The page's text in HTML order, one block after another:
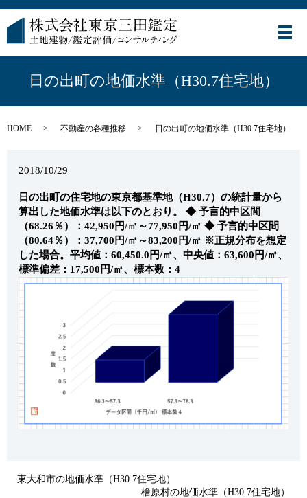
メ
日の出町の地価水準（H30.7住宅地）
HOME 不動産の各種推移 日の出町の地価水準（H30.7住宅地）
2018/10/29
日の出町の住宅地の東京都基準地（H30.7）の統計量から
算出した地価水準は以下のとおり。
◆ 予言的中区間
（68.26％）：42,950円/㎡～77,950円/㎡ ◆ 予言的中区間
（80.64％）：37,700円/㎡～83,200円/㎡ ※正規分布を想定
した場合。平均値：60,450.0円/㎡、中央値：63,600円/㎡、
標準偏差：17,500円/㎡、標本数：4
東大和市の地価水準（H30.7住宅地）
檜原村の地価水準（H30.7住宅地）